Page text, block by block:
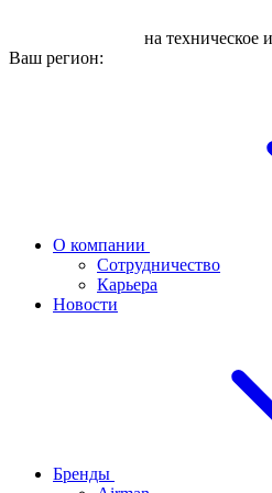
на техническое
Ваш регион:
О компании
Сотрудничество
Карьера
Новости
Бренды